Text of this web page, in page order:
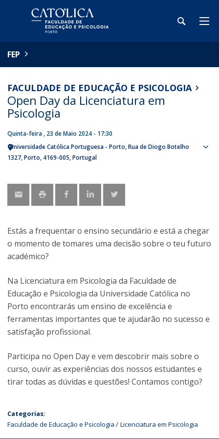
FEP
FACULDADE DE EDUCAÇÃO E PSICOLOGIA
Open Day da Licenciatura em
Psicologia
Quinta-feira , 23 de Maio 2024 - 17:30
Universidade Católica Portuguesa - Porto Rua de Diogo Botelho
1327 Porto 4169-005 Portugal
Estás a frequentar o ensino secundário e está a chegar
o momento de tomares uma decisão sobre o teu futuro
académico?
Na Licenciatura em Psicologia da Faculdade de
Educação e Psicologia da Universidade Católica no
Porto encontrarás um ensino de excelência e
ferramentas importantes que te ajudarão no sucesso e
satisfação profissional.
Participa no Open Day e vem descobrir mais sobre o
curso, ouvir as experiências dos nossos estudantes e
tirar todas as dúvidas e questões! Contamos contigo?
Categorias:
Faculdade de Educação e Psicologia
Licenciatura em Psicologia